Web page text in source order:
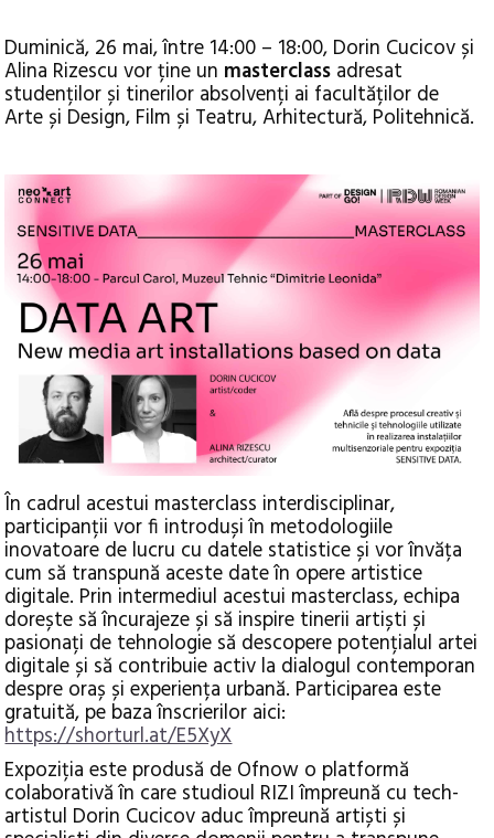
Duminică, 26 mai, între 14:00 – 18:00, Dorin Cucicov și
Alina Rizescu vor ține un masterclass adresat
studenților și tinerilor absolvenți ai facultăților de
Arte și Design, Film și Teatru, Arhitectură, Politehnică.
În cadrul acestui masterclass interdisciplinar,
participanții vor fi introduși în metodologiile
inovatoare de lucru cu datele statistice și vor învăța
cum să transpună aceste date în opere artistice
digitale. Prin intermediul acestui masterclass, echipa
dorește să încurajeze și să inspire tinerii artiști și
pasionați de tehnologie să descopere potențialul artei
digitale și să contribuie activ la dialogul contemporan
despre oraș și experiența urbană. Participarea este
gratuită, pe baza înscrierilor aici:
https://shorturl.at/E5XyX
Expoziția este produsă de Ofnow o platformă
colaborativă în care studioul RIZI împreună cu tech-
artistul Dorin Cucicov aduc împreună artiști și